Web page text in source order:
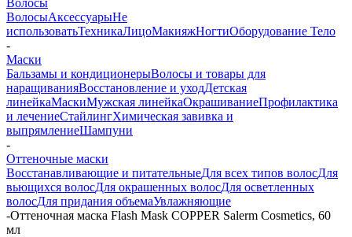
ВолосыАксессуарыНе
использоватьТехникаЛицоМакияжНогтиОборудование Тело
-
Маски
Бальзамы и кондиционерыВолосы и товары для
наращиванияВосстановление и уходДетская
линейкаМаскиМужская линейкаОкрашиваниеПрофилактика
и лечениеСтайлингХимическая завивка и
выпрямлениеШампуни
-
Оттеночные маски
Восстанавливающие и питательныеДля всех типов волосДля
вьющихся волосДля окрашенных волосДля осветленных
волосДля придания объемаУвлажняющие
-Оттеночная маска Flash Mask COPPER Salerm Cosmetics, 60
мл